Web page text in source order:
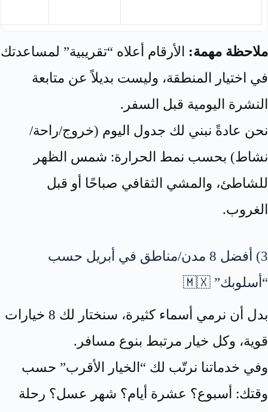
ملاحظة مهمة: الأرقام أعلاه “تقريبية” لمساعدتك
في اختيار المنطقة، وليست بديلاً عن متابعة
النشرة اليومية قبل السفر.
نحن عادةً نبني لك جدول اليوم (خروج/راحة/
نشاط) بحسب نمط الحرارة: شمس الظهر
للشاطئ، والمشي الثقافي صباحًا أو قبل
الغروب.
3) أفضل 8 مدن/مناطق في أبريل حسب
“أسلوبك” 🇲🇽
بدل أن نرمي أسماء كثيرة، سنختار لك 8 خيارات
قوية، وكل خيار مرتبط بنوع مسافر.
وفي خدماتنا نرتّب لك “الخيار الأقرب” حسب
وقتك: أسبوع؟ عشرة أيام؟ شهر عسل؟ رحلة